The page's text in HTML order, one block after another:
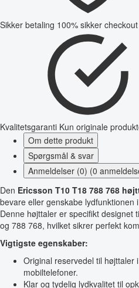
Sikker betaling 100% sikker checkout
Kvalitetsgaranti Kun originale
Om dette produkt
Spørgsmål & svar
Anmeldelser (0) (0
Den Ericsson T10 T18 788 768
bevare eller genskabe
Denne højttaler er specifikt designet
og 788 768, hvilket sikrer perfekt
Vigtigste egenskaber:
Original reservedel til højttaler
mobiltelefoner.
Klar og tydelig lydkvalitet til